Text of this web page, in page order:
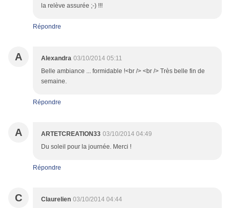
la relève assurée ;-) !!!
Répondre
A Alexandra 03/10/2014 05:11
Belle ambiance ... formidable !<br /> <br /> Très belle fin de
semaine.
Répondre
A ARTETCREATION33 03/10/2014 04:49
Du soleil pour la journée. Merci !
Répondre
C Claurelien 03/10/2014 04:44